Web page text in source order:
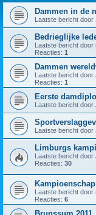
Dammen in de
Laatste bericht door
Bedrieglijke
Laatste bericht door
Reacties: 1
Dammen
Laatste bericht door
Reacties: 1
Eerste
Laatste bericht door
Laatste bericht door
Limburgs
Laatste bericht door
Reacties: 30
Laatste bericht door
Reacties: 6